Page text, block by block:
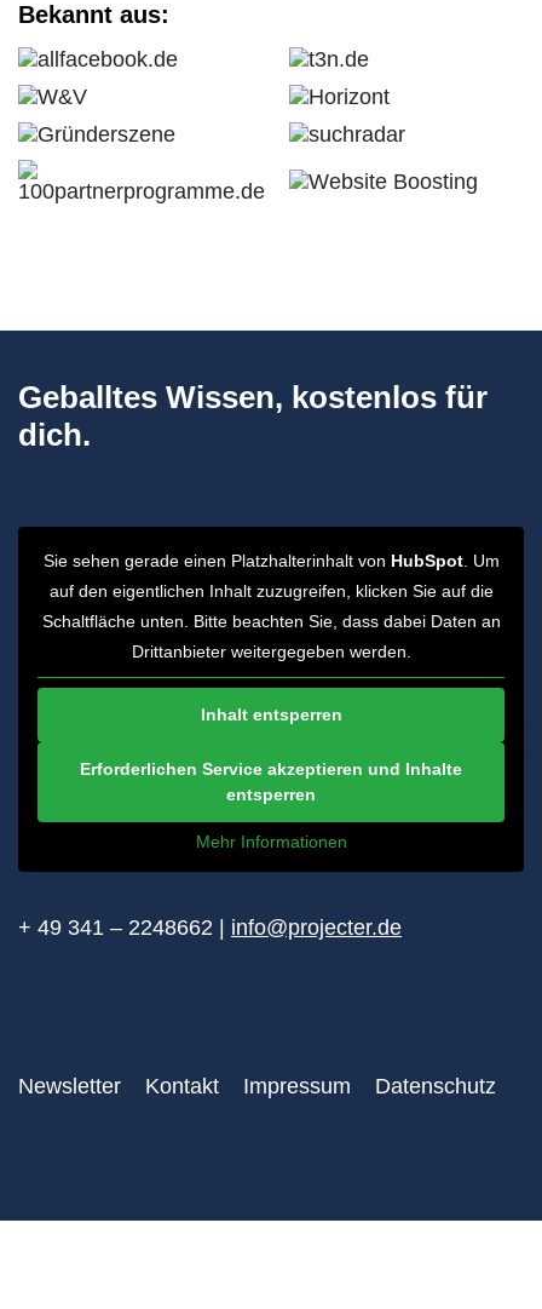
Bekannt aus:
Geballtes Wissen, kostenlos für
dich.
Sie sehen gerade einen Platzhalterinhalt von HubSpot. Um
auf den eigentlichen Inhalt zuzugreifen, klicken Sie auf die
Schaltfläche unten. Bitte beachten Sie, dass dabei Daten an
Drittanbieter weitergegeben werden.
Inhalt entsperren
Erforderlichen Service akzeptieren und Inhalte
entsperren
Mehr Informationen
+ 49 341 – 2248662 | info@projecter.de
Newsletter Kontakt Impressum Datenschutz